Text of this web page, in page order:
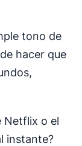
tono de
hacer que
Netflix o el
instante?